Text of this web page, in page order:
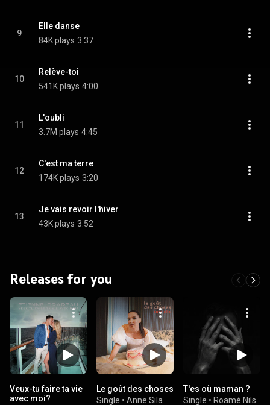
9
Elle danse
84K plays 3:37
10
Relève-toi
541K plays 4:00
11
L'oubli
3.7M plays 4:45
12
C'est ma terre
174K plays 3:20
13
Je vais revoir l'hiver
43K plays 3:52
Releases for you
Veux-tu faire ta vie
avec moi?
Le goût des choses
Single • Anne Sila
T'es où maman ?
Single • Roamé Nils